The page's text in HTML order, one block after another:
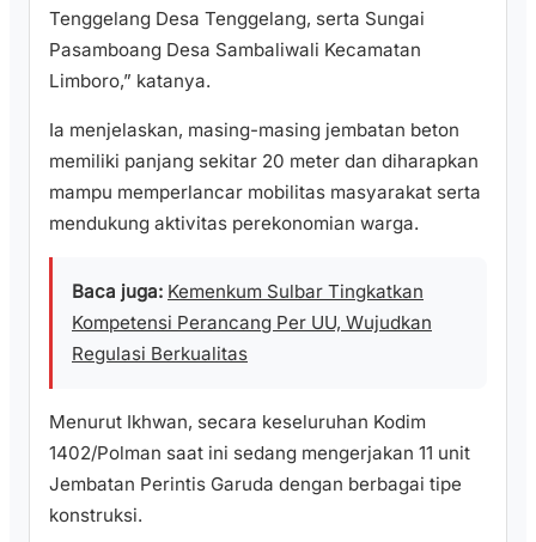
Tenggelang Desa Tenggelang, serta Sungai
Pasamboang Desa Sambaliwali Kecamatan
Limboro,” katanya.
Ia menjelaskan, masing-masing jembatan beton
memiliki panjang sekitar 20 meter dan diharapkan
mampu memperlancar mobilitas masyarakat serta
mendukung aktivitas perekonomian warga.
Baca juga: Kemenkum Sulbar Tingkatkan
Kompetensi Perancang Per UU, Wujudkan
Regulasi Berkualitas
Menurut Ikhwan, secara keseluruhan Kodim
1402/Polman saat ini sedang mengerjakan 11 unit
Jembatan Perintis Garuda dengan berbagai tipe
konstruksi.